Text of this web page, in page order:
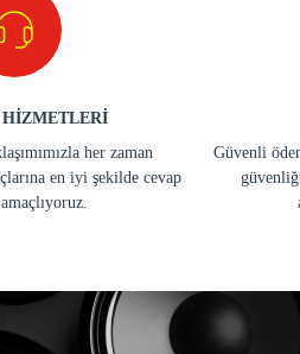
her zaman
en iyi şekilde cevap
Güvenli